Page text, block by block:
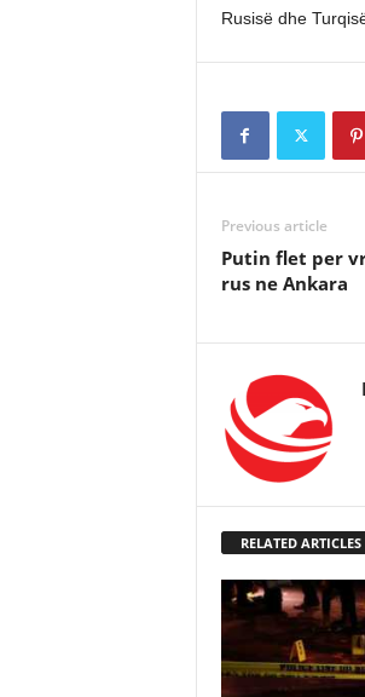
Rusisë dhe
Previous article
Putin flet per
rus ne Ankara
RELATED ARTICLES